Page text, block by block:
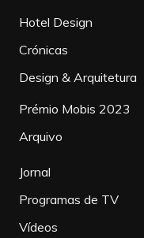
Hotel Design
Crónicas
Design & Arquitetura
Prémio Mobis 2023
Arquivo
Jornal
Programas de TV
Vídeos